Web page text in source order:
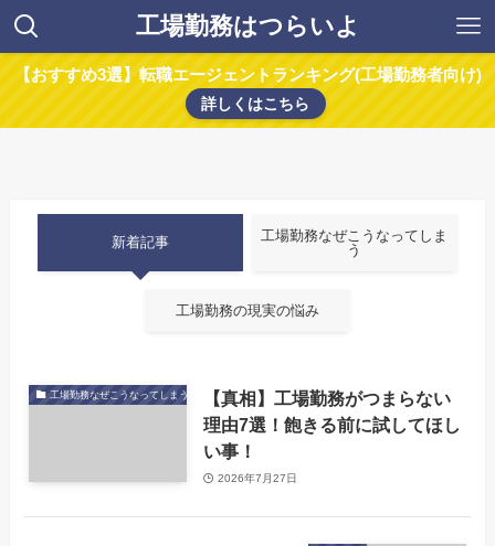
工場勤務はつらいよ
【おすすめ3選】転職エージェントランキング(工場勤務者向け)
詳しくはこちら
新着記事
工場勤務なぜこうなってしま
う
工場勤務の現実の悩み
工場勤務なぜこうなってしまう
【真相】工場勤務がつまらない
理由7選！飽きる前に試してほし
い事！
2026年7月27日